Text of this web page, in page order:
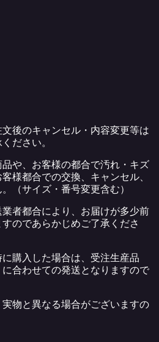
後のキャンセル・内容変更等は
ださい。
品や、お客様の都合で汚れ・キズ
様都合での交換、キャンセル、
（サイズ・番号変更含む）
業者都合により、お届けが多少前
のであらかじめご了承くださ
購入した場合は、受注生産品
に合わせての発送となりますので
実物と異なる場合がございますの